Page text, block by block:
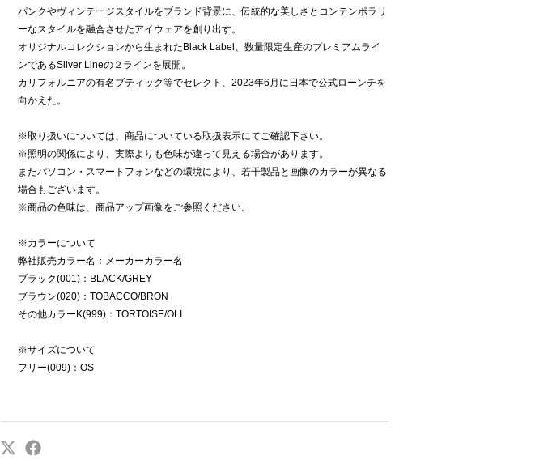
パンクやヴィンテージスタイルをブランド背景に、伝統的な美しさとコンテンポラリ
ーなスタイルを融合させたアイウェアを創り出す。
オリジナルコレクションから生まれたBlack Label、数量限定生産のプレミアムライ
ンであるSilver Lineの２ラインを展開。
カリフォルニアの有名ブティック等でセレクト、2023年6月に日本で公式ローンチを
向かえた。
※取り扱いについては、商品についている取扱表示にてご確認下さい。
※照明の関係により、実際よりも色味が違って見える場合があります。
またパソコン・スマートフォンなどの環境により、若干製品と画像のカラーが異なる
場合もございます。
※商品の色味は、商品アップ画像をご参照ください。
※カラーについて
弊社販売カラー名：メーカーカラー名
ブラック(001)：BLACK/GREY
ブラウン(020)：TOBACCO/BRON
その他カラーK(999)：TORTOISE/OLI
※サイズについて
フリー(009)：OS